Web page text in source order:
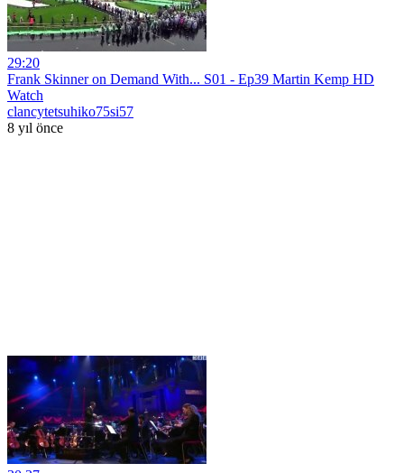
29:20
Frank Skinner on Demand With... S01 - Ep39 Martin Kemp HD
Watch
clancytetsuhiko75si57
8 yıl önce